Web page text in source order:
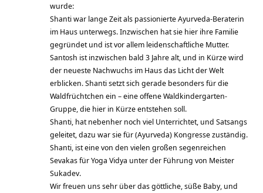
wurde:
Shanti war lange Zeit als passionierte Ayurveda-Beraterin
im Haus unterwegs. Inzwischen hat sie hier ihre Familie
gegründet und ist vor allem leidenschaftliche Mutter.
Santosh ist inzwischen bald 3 Jahre alt, und in Kürze wird
der neueste Nachwuchs im Haus das Licht der Welt
erblicken. Shanti setzt sich gerade besonders für die
Waldfrüchtchen ein – eine offene Waldkindergarten-
Gruppe, die hier in Kürze entstehen soll.
Shanti, hat nebenher noch viel Unterrichtet, und Satsangs
geleitet, dazu war sie für (Ayurveda) Kongresse zuständig.
Shanti, ist eine von den vielen großen segenreichen
Sevakas für Yoga Vidya unter der Führung von Meister
Sukadev.
Wir freuen uns sehr über das göttliche, süße Baby, und